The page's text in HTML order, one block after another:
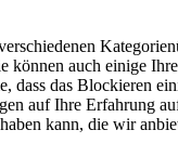
können auch einige
dass das Blockieren
auf Ihre Erfahrung
kann, die wir